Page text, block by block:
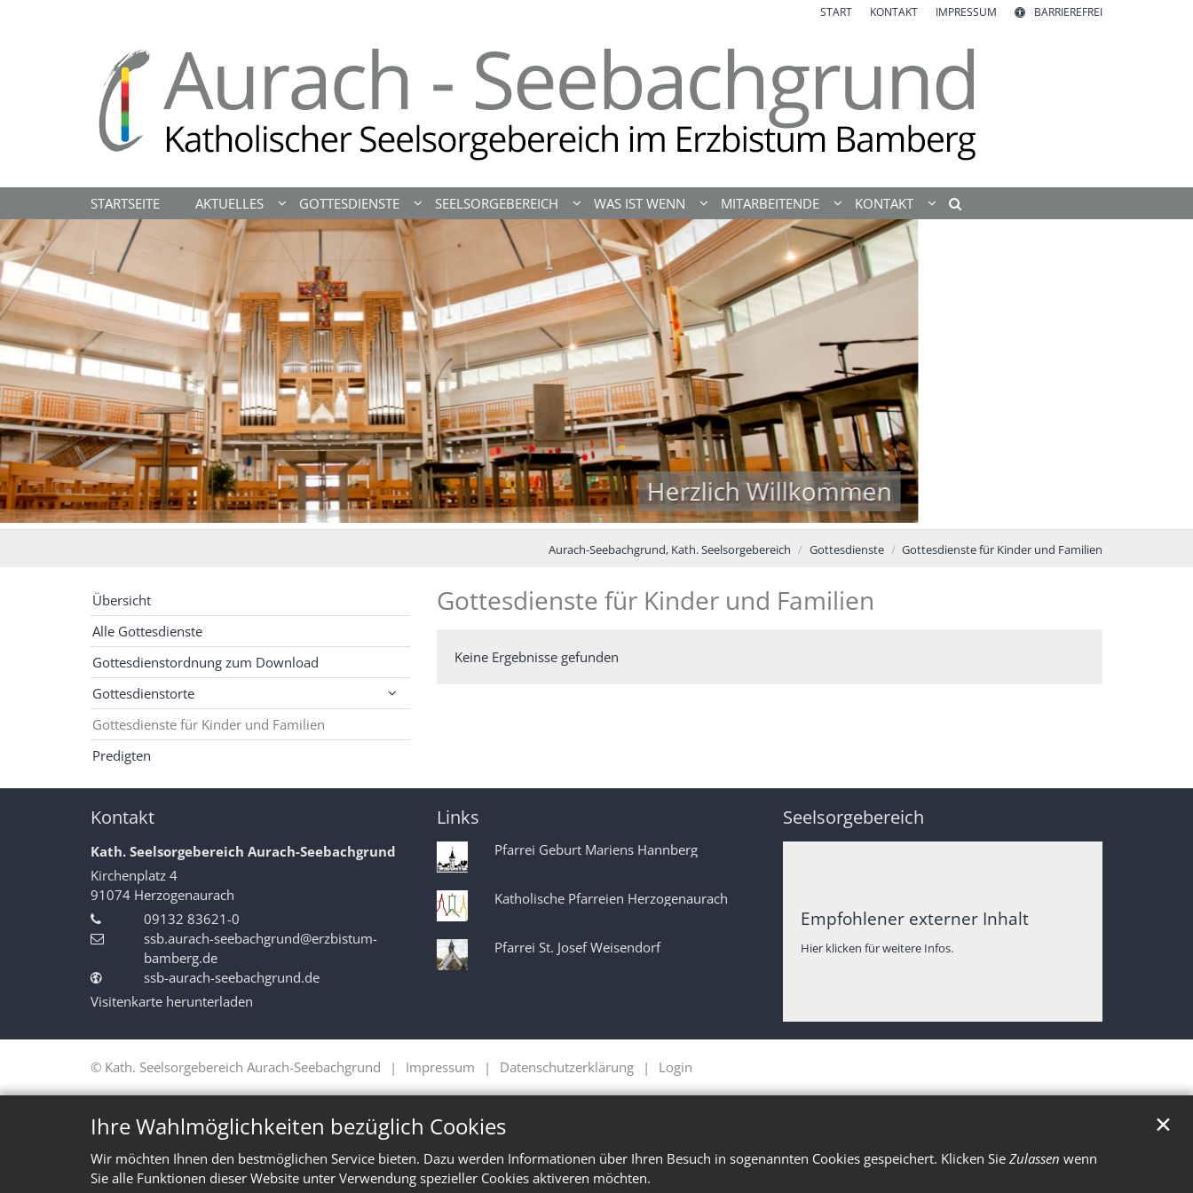
Ihre Wahlmöglichkeiten bezüglich Cookies
Wir möchten Ihnen den bestmöglichen Service bieten. Dazu werden Informationen über Ihren Besuch in sogenannten Cookies gespeichert. Klicken Sie Zulassen wenn
Sie alle Funktionen dieser Website unter Verwendung spezieller Cookies aktiveren möchten.
✕
START KONTAKT IMPRESSUM BARRIEREFREI
STARTSEITE AKTUELLES GOTTESDIENSTE SEELSORGEBEREICH WAS IST WENN MITARBEITENDE KONTAKT
Willkommen
Aurach-Seebachgrund, Kath. Seelsorgebereich Gottesdienste Gottesdienste für Kinder und Familien
Gottesdienste für Kinder und Familien
Keine Ergebnisse gefunden
Übersicht
Alle Gottesdienste
Gottesdienstordnung zum Download
Gottesdienstorte
Gottesdienste für Kinder und Familien
Predigten
Kontakt
Kath. Seelsorgebereich Aurach-Seebachgrund
Kirchenplatz 4
91074 Herzogenaurach
09132 83621-0
ssb.aurach-seebachgrund@erzbistum-
bamberg.de
ssb-aurach-seebachgrund.de
Visitenkarte herunterladen
Links
Pfarrei Geburt Mariens Hannberg
Katholische Pfarreien Herzogenaurach
Pfarrei St. Josef Weisendorf
Seelsorgebereich
Empfohlener externer Inhalt
Hier klicken für weitere Infos.
© Kath. Seelsorgebereich Aurach-Seebachgrund Impressum Datenschutzerklärung Login